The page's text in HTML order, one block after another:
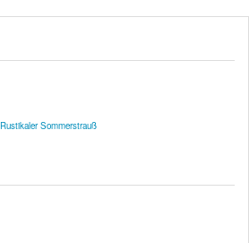
Rustikaler Sommerstrauß